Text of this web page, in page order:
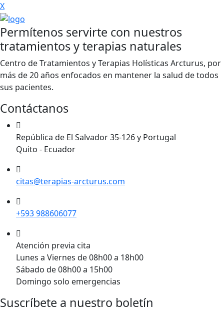
X
Permítenos servirte con nuestros
tratamientos y terapias naturales
Centro de Tratamientos y Terapias Holísticas Arcturus, por
más de 20 años enfocados en mantener la salud de todos
sus pacientes.
Contáctanos
República de El Salvador 35-126 y Portugal
Quito - Ecuador
citas@terapias-arcturus.com
+593 988606077
Atención previa cita
Lunes a Viernes de 08h00 a 18h00
Sábado de 08h00 a 15h00
Domingo solo emergencias
Suscríbete a nuestro boletín